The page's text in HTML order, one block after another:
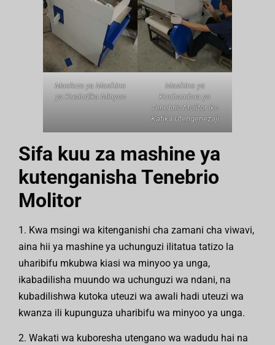
Maelezo ya Mashine
ya Kusindika Minyoo
Mashine ya
Kuchambua ya
Tenebrio Molitor Iko
Katika Utengenezaji
Sifa kuu za mashine ya
kutenganisha Tenebrio
Molitor
1. Kwa msingi wa kitenganishi cha zamani cha viwavi,
aina hii ya mashine ya uchunguzi ilitatua tatizo la
uharibifu mkubwa kiasi wa minyoo ya unga,
ikabadilisha muundo wa uchunguzi wa ndani, na
kubadilishwa kutoka uteuzi wa awali hadi uteuzi wa
kwanza ili kupunguza uharibifu wa minyoo ya unga.
2. Wakati wa kuboresha utengano wa wadudu hai na